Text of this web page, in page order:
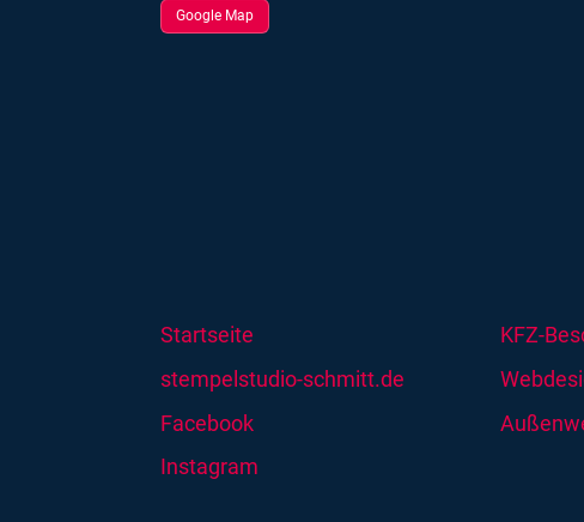
Google Map
Startseite
stempelstudio-schmitt.de
Facebook
Instagram
KFZ-